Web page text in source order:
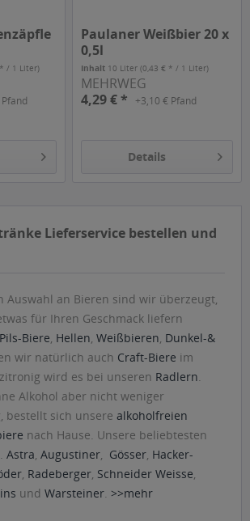
/ 1 Liter)
Paulaner Weißbier 20 x
0,5l
Inhalt 10 Liter(0,43 € * / 1 Liter)
MEHRWEG
4,29 € *
+3,10 € Pfand
Details
Lieferservice bestellen und
Auswahl an Bieren sind wir überzeugt,
für Ihren Geschmack liefern
Pils-Biere, Hellen, Weißbieren, Dunkel-&
wir natürlich auch Craft-Biere im
wird es bei unseren Radlern.
Alkohol aber nicht weniger
bestellt sich unsere alkoholfreien
nach Hause. Unsere beliebtesten
Astra, Augustiner, Gösser, Hacker-
, Radeberger, Schneider Weisse,
und Warsteiner. >>mehr